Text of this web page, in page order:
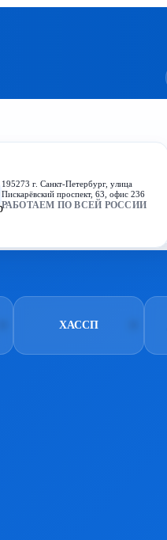
195273 г. Санкт-Петербург, улица
Пискарёвский проспект, 63, офис 236
РАБОТАЕМ ПО ВСЕЙ РОССИИ
ХАССП